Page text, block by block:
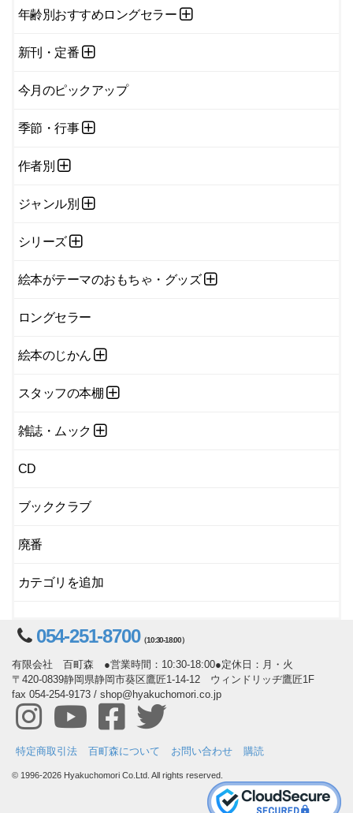
年齢別おすすめロングセラー
新刊・定番
今月のピックアップ
季節・行事
作者別
ジャンル別
シリーズ
絵本がテーマのおもちゃ・グッズ
ロングセラー
絵本のじかん
スタッフの本棚
雑誌・ムック
CD
ブッククラブ
廃番
カテゴリを追加
054-251-8700（10:30-18:00）
有限会社 百町森 ●営業時間：10:30-18:00●定休日：月・火
〒420-0839静岡県静岡市葵区鷹匠1-14-12 ウィンドリッヂ鷹匠1F
fax 054-254-9173 / shop@hyakuchomori.co.jp
特定商取引法 百町森について お問い合わせ 購読
© 1996-2026 Hyakuchomori Co.Ltd. All rights reserved.